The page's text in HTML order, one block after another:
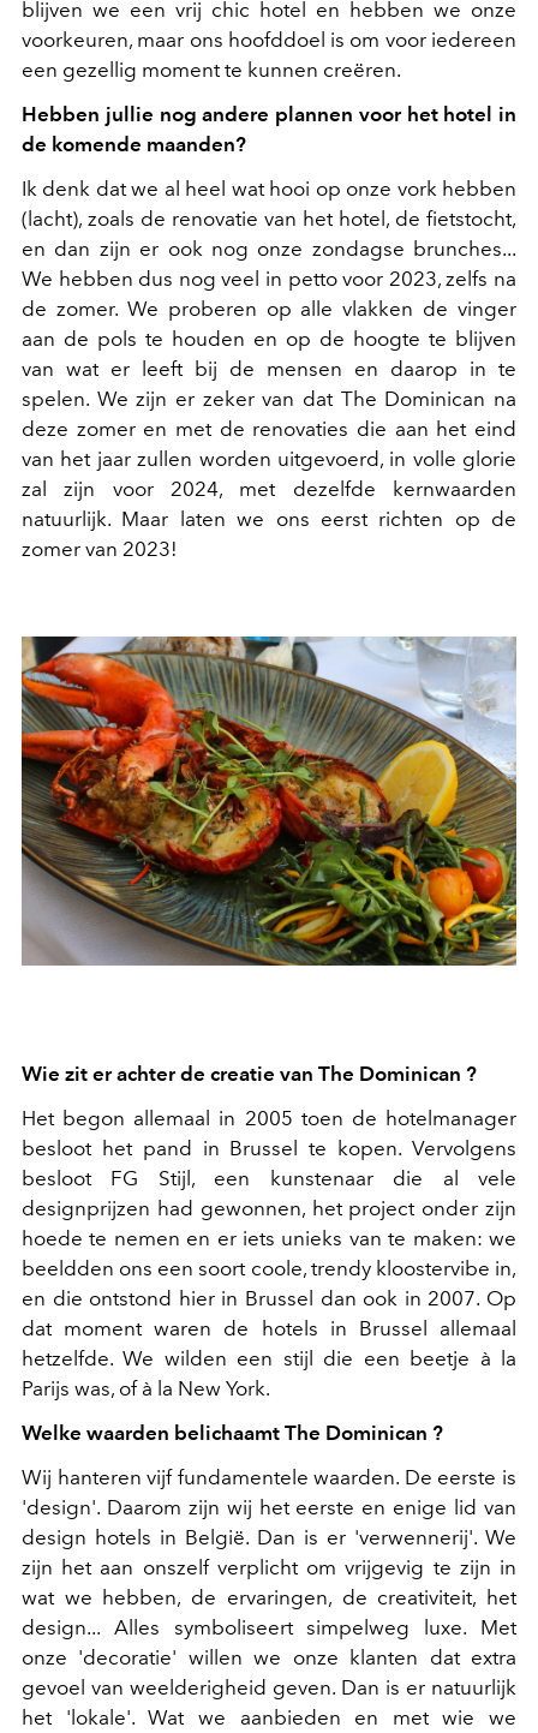
blijven we een vrij chic hotel en hebben we onze
voorkeuren, maar ons hoofddoel is om voor iedereen
een gezellig moment te kunnen creëren.
Hebben jullie nog andere plannen voor het hotel in
de komende maanden?
Ik denk dat we al heel wat hooi op onze vork hebben
(lacht), zoals de renovatie van het hotel, de fietstocht,
en dan zijn er ook nog onze zondagse brunches...
We hebben dus nog veel in petto voor 2023, zelfs na
de zomer. We proberen op alle vlakken de vinger
aan de pols te houden en op de hoogte te blijven
van wat er leeft bij de mensen en daarop in te
spelen. We zijn er zeker van dat The Dominican na
deze zomer en met de renovaties die aan het eind
van het jaar zullen worden uitgevoerd, in volle glorie
zal zijn voor 2024, met dezelfde kernwaarden
natuurlijk. Maar laten we ons eerst richten op de
zomer van 2023!
Wie zit er achter de creatie van The Dominican ?
Het begon allemaal in 2005 toen de hotelmanager
besloot het pand in Brussel te kopen. Vervolgens
besloot FG Stijl, een kunstenaar die al vele
designprijzen had gewonnen, het project onder zijn
hoede te nemen en er iets unieks van te maken: we
beeldden ons een soort coole, trendy kloostervibe in,
en die ontstond hier in Brussel dan ook in 2007. Op
dat moment waren de hotels in Brussel allemaal
hetzelfde. We wilden een stijl die een beetje à la
Parijs was, of à la New York.
Welke waarden belichaamt The Dominican ?
Wij hanteren vijf fundamentele waarden. De eerste is
'design'. Daarom zijn wij het eerste en enige lid van
design hotels in België. Dan is er 'verwennerij'. We
zijn het aan onszelf verplicht om vrijgevig te zijn in
wat we hebben, de ervaringen, de creativiteit, het
design... Alles symboliseert simpelweg luxe. Met
onze 'decoratie' willen we onze klanten dat extra
gevoel van weelderigheid geven. Dan is er natuurlijk
het 'lokale'. Wat we aanbieden en met wie we